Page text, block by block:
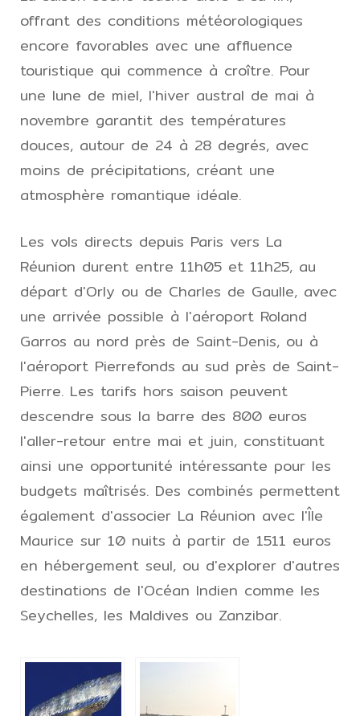
offrant des conditions météorologiques
encore favorables avec une affluence
touristique qui commence à croître. Pour
une lune de miel, l'hiver austral de mai à
novembre garantit des températures
douces, autour de 24 à 28 degrés, avec
moins de précipitations, créant une
atmosphère romantique idéale.
Les vols directs depuis Paris vers La
Réunion durent entre 11h05 et 11h25, au
départ d'Orly ou de Charles de Gaulle, avec
une arrivée possible à l'aéroport Roland
Garros au nord près de Saint-Denis, ou à
l'aéroport Pierrefonds au sud près de Saint-
Pierre. Les tarifs hors saison peuvent
descendre sous la barre des 800 euros
l'aller-retour entre mai et juin, constituant
ainsi une opportunité intéressante pour les
budgets maîtrisés. Des combinés permettent
également d'associer La Réunion avec l'Île
Maurice sur 10 nuits à partir de 1511 euros
en hébergement seul, ou d'explorer d'autres
destinations de l'Océan Indien comme les
Seychelles, les Maldives ou Zanzibar.